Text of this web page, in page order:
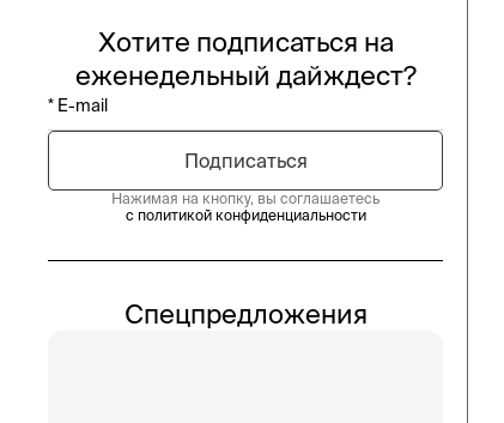
Хотите подписаться на
еженедельный дайждест?
Нажимая на кнопку, вы соглашаетесь
с политикой конфиденциальности
Спецпредложения